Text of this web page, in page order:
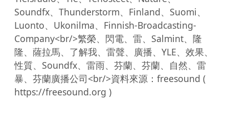
Soundfx、Thunderstorm、Finland、Suomi、
Luonto、Ukonilma、Finnish-Broadcasting-
Company<br/>繁榮、閃電、雷、Salmint、隆
隆、薩拉馬、了解我、雷聲、廣播、YLE、效果、
性質、Soundfx、雷雨、芬蘭、芬蘭、自然、雷
暴、芬蘭廣播公司<br/>資料來源：freesound (